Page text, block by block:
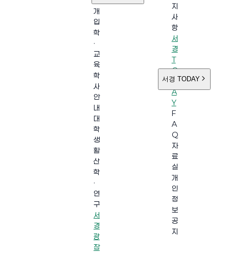
개
입
학
·
교
육
학
사
안
내
대
학
생
활
산
학
·
연
구
서
경
광
장
지
사
항
서
경
T
O
D
A
Y
F
A
Q
자
료
실
개
인
정
보
공
지
서경 TODAY